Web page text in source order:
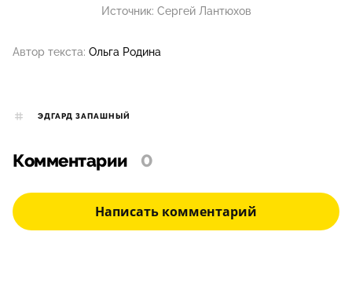
Источник: Сергей Лантюхов
Автор текста: Ольга Родина
ЭДГАРД ЗАПАШНЫЙ
Комментарии 0
Написать комментарий